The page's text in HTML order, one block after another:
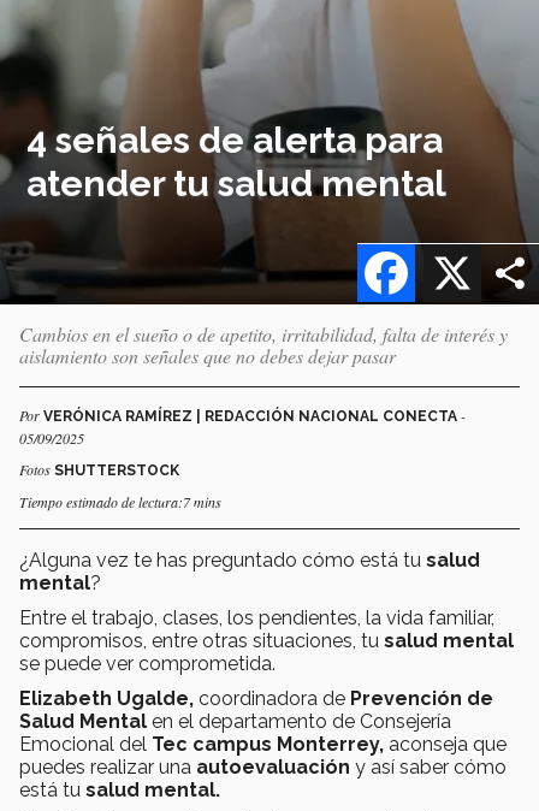
4 señales de alerta para
atender tu salud mental
X
Facebook
Cambios en el sueño o de apetito, irritabilidad, falta de interés y
aislamiento son señales que no debes dejar pasar
Por VERÓNICA RAMÍREZ | REDACCIÓN NACIONAL CONECTA -
05/09/2025
Fotos SHUTTERSTOCK
Tiempo estimado de lectura:7 mins
¿Alguna vez te has preguntado cómo está tu salud
mental?
Entre el trabajo, clases, los pendientes, la vida familiar,
compromisos, entre otras situaciones, tu salud mental
se puede ver comprometida.
Elizabeth Ugalde, coordinadora de Prevención de
Salud Mental en el departamento de Consejería
Emocional del Tec campus Monterrey, aconseja que
puedes realizar una autoevaluación y así saber cómo
está tu salud mental.